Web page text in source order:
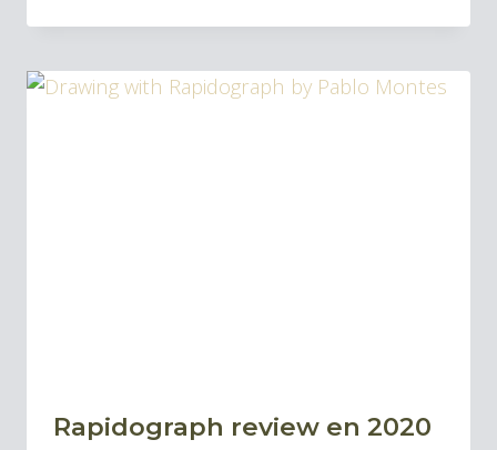
FIGURACIÓN
BLOG
Rapidograph review en 2020